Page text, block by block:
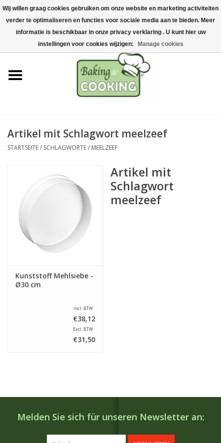
Startseite
Koch-&Backutensilien
Maschinen & Teile
Edelstahl
Rohstoffe & Präsentation
Aktionen
Artikel mit Schlagwort meelzeef
STARTSEITE/ SCHLAGWORTE/ MEELZEEF
Kunststoff Mehlsiebe -
Ø30 cm
Incl. BTW
€38,12
Excl. BTW
€31,50
Artikel mit
Schlagwort
meelzeef
Melden Sie sich für unseren Newsletter an:
Wij willen graag cookies gebruiken om onze website en marketing activiteiten
verder te optimaliseren en functies voor sociale media aan te bieden. Meer
informatie is beschikbaar in onze privacy verklaring . U kunt hier uw
instellingen voor cookies wijzigen:
Manage cookies